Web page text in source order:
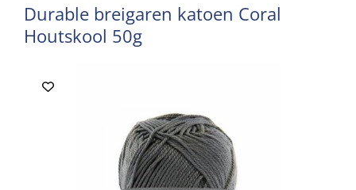
Durable breigaren katoen Coral
Houtskool 50g